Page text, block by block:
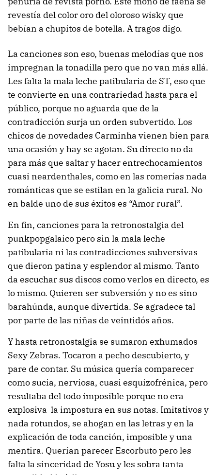
revestía del color oro del oloroso wisky que
bebían a chupitos de botella. A tragos digo.
La canciones son eso, buenas melodías que nos
impregnan la tonadilla pero que no van más allá.
Les falta la mala leche patibularia de ST, eso que
te convierte en una contrariedad hasta para el
público, porque no aguarda que de la
contradicción surja un orden subvertido. Los
chicos de novedades Carminha vienen bien para
una ocasión y hay se agotan. Su directo no da
para más que saltar y hacer entrechocamientos
cuasi neardenthales, como en las romerías nada
románticas que se estilan en la galicia rural. No
en balde uno de sus éxitos es “Amor rural”.
En fin, canciones para la retronostalgia del
punkpopgalaico pero sin la mala leche
patibularia ni las contradicciones subversivas
que dieron patina y esplendor al mismo. Tanto
da escuchar sus discos como verlos en directo, es
lo mismo. Quieren ser subversión y no es sino
barahúnda, aunque divertida. Se agradece tal
por parte de las niñas de veintidós años.
Y hasta retronostalgia se sumaron exhumados
Sexy Zebras. Tocaron a pecho descubierto, y
pare de contar. Su música quería comparecer
como sucia, nerviosa, cuasi esquizofrénica, pero
resultaba del todo imposible porque no era
explosiva la impostura en sus notas. Imitativos y
nada rotundos, se ahogan en las letras y en la
explicación de toda canción, imposible y una
mentira. Querían parecer Escorbuto pero les
falta la sinceridad de Yosu y les sobra tanta